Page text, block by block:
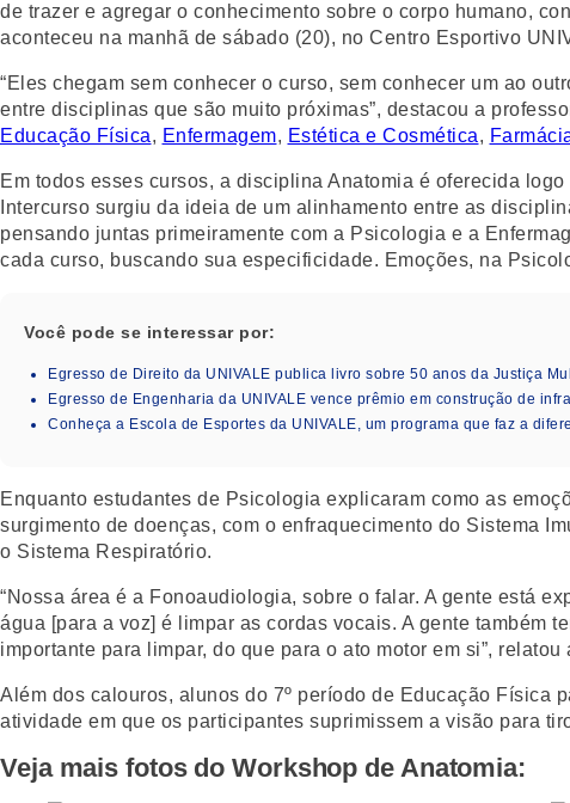
de trazer e agregar o conhecimento sobre o corpo humano,
aconteceu na manhã de sábado (20), no Centro Esportivo
“Eles chegam sem conhecer o curso, sem conhecer um ao
entre disciplinas que são muito próximas”, destacou a
Educação Física, Enfermagem, Estética e Cosmética,
Em todos esses cursos, a disciplina Anatomia é oferecida
Intercurso surgiu da ideia de um alinhamento entre as
pensando juntas primeiramente com a Psicologia e a
cada curso, buscando sua especificidade. Emoções, na
Você pode se interessar por:
Egresso de Direito da UNIVALE publica livro sobre 50 anos da Justiça
Egresso de Engenharia da UNIVALE vence prêmio em construção de
Conheça a Escola de Esportes da UNIVALE, um programa que faz a
Enquanto estudantes de Psicologia explicaram como as
surgimento de doenças, com o enfraquecimento do Sistema
o Sistema Respiratório.
“Nossa área é a Fonoaudiologia, sobre o falar. A gente está
água [para a voz] é limpar as cordas vocais. A gente também
importante para limpar, do que para o ato motor em si”, relatou
Além dos calouros, alunos do 7º período de Educação Física
atividade em que os participantes suprimissem a visão para
Veja mais fotos do Workshop de Anatomia: